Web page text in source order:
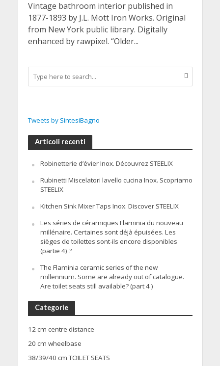
Vintage bathroom interior published in
1877-1893 by J.L. Mott Iron Works. Original
from New York public library. Digitally
enhanced by rawpixel. “Older...
Tweets by SintesiBagno
Articoli recenti
Robinetterie d’évier Inox. Découvrez STEELIX
Rubinetti Miscelatori lavello cucina Inox. Scopriamo
STEELIX
Kitchen Sink Mixer Taps Inox. Discover STEELIX
Les séries de céramiques Flaminia du nouveau
millénaire. Certaines sont déjà épuisées. Les
sièges de toilettes sont-ils encore disponibles
(partie 4) ?
The Flaminia ceramic series of the new
millennium. Some are already out of catalogue.
Are toilet seats still available? (part 4 )
Categorie
12 cm centre distance
20 cm wheelbase
38/39/40 cm TOILET SEATS